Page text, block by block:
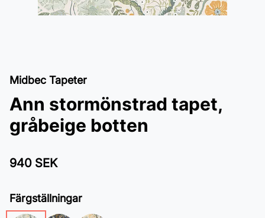
Midbec Tapeter
Ann stormönstrad tapet,
gråbeige botten
940 SEK
Färgställningar